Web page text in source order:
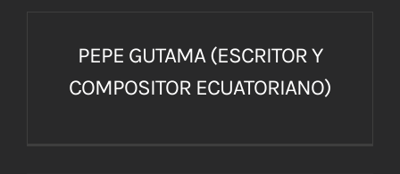
PEPE GUTAMA (ESCRITOR Y
COMPOSITOR ECUATORIANO)